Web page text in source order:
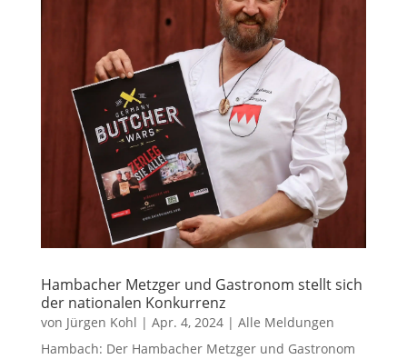
Hambacher Metzger und Gastronom stellt sich
der nationalen Konkurrenz
von Jürgen Kohl | Apr. 4, 2024| Alle Meldungen
Hambach: Der Hambacher Metzger und Gastronom